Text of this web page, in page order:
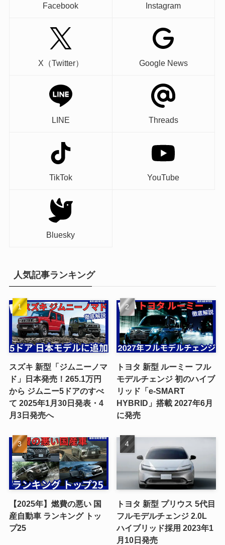
Facebook Instagram
X（Twitter） Google News
LINE Threads
TikTok YouTube
Bluesky
人気記事ランキング
スズキ 新型「ジムニーノマ
ド」日本発売！265.1万円
から ジムニー5ドアのすべ
て 2025年1月30日発表・4
月3日発売へ
トヨタ 新型 ルーミー フル
モデルチェンジ 初のハイブ
リッド「e-SMART
HYBRID」搭載 2027年6月
に発売
【2025年】燃費の悪い 国
産自動車 ランキング トッ
プ25
トヨタ 新型 プリウス 5代目
フルモデルチェンジ 2.0L
ハイブリッド採用 2023年1
月10日発売